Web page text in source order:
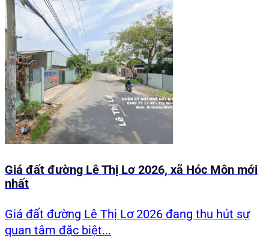
Giá đất đường Lê Thị Lơ 2026, xã Hóc Môn mới
nhất
Giá đất đường Lê Thị Lơ 2026 đang thu hút sự
quan tâm đặc biệt...